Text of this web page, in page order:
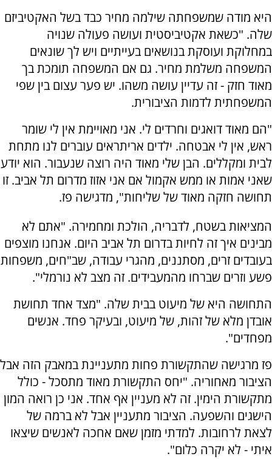
היא מודה שמשפחתה שילמה מחיר כבד בשל האקטיביזם
שלה. "כשאת אקטיביסטית ועושה פעולה שנויה
במחלוקת ועוסקת בנושאים בעייתיים ויש לך שונאים
המשפחה משלמת מחיר. גם אם המשפחה תומכת בך
מאוד חזק - זה עדיין עושה משהו. יש פער עצום בין שפי
המשפחתית לדמות הציבורית.
"הם מאוד דואגים וחרדים לי. אני מאויימת אין לי שומר
ראש, אין לי אבטחה. ילדים אריתראים עוברים לנו מתחת
לבית ומקללים. הבן שלי מאוד היה רוצה שנעבור. הוא יודע
שאני אמות או ממש אקמול אם אני אזוז מדרום תל אביב. זו
תחושה חזקה מאוד של שליחות", מדגישה פז.
המציאות בשטח, לדבריה, הולכת ומחמירה. "אתם לא
מבינים איך זה לחיות בדרום תל אביב היום. אנחנו מוצפים
בעובדים זרים, מסתננים, מהגרי עבודה, שב"חים, משפחות
פשע וזרים שברחו מהמעבידים. זה מצב לא נורמלי".
התחושה היא של מיעוט בבית שלה. "מצד אחד תחושת
אובדן מלא של זהות, של מיעוט, ובעיקר פחד. אנשים
מפחדים".
פז מרגישה שהתקשורת פחות מתעניינת במאבק הזה אבל
הציבור מאחוריה. "יחס התקשורת מאוד מתסכל - כולל
מתקשורת הימין. זה לא מעניין אף אחד. אני כן רואה המון
הישגים והשפעה. הציבור מתעניין אבל לא ברמה של
לצאת לרחובות. למדתי מזמן שאם אחכה לאנשים שיצאו
איתי - לא יקרה כלום".